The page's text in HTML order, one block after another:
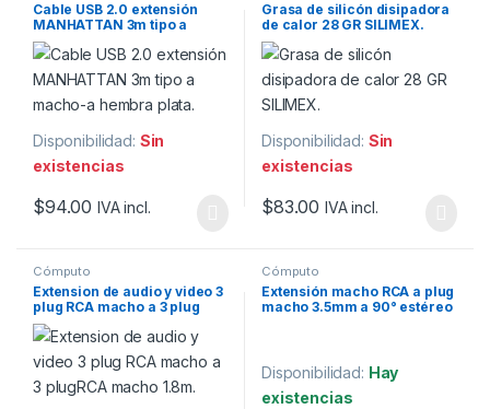
Cable USB 2.0 extensión
MANHATTAN 3m tipo a
macho-a hembra plata.
Disponibilidad: Sin
existencias
$94.00 IVA incl.
Grasa de silicón disipadora
de calor 28 GR SILIMEX.
Disponibilidad: Sin
existencias
$83.00 IVA incl.
Cómputo
Extension de audio y video 3
plug RCA macho a 3 plug
RCA macho 1.8m.
Cómputo
Extensión macho RCA a plug
macho 3.5mm a 90° estéreo
Disponibilidad: Hay
existencias